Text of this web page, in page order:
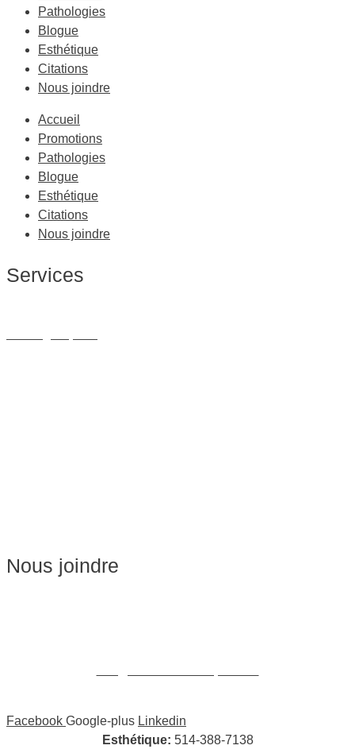
Pathologies
Blogue
Esthétique
Citations
Nous joindre
Accueil
Promotions
Pathologies
Blogue
Esthétique
Citations
Nous joindre
Services
Nous joindre
Facebook Google-plus Linkedin
Esthétique: 514-388-7138